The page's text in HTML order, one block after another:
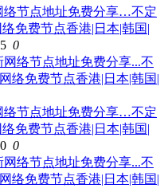
络节点地址免费分享…不定
免费节点香港|日本|韩国|
0
络节点地址免费分享…不定
免费节点香港|日本|韩国|
0